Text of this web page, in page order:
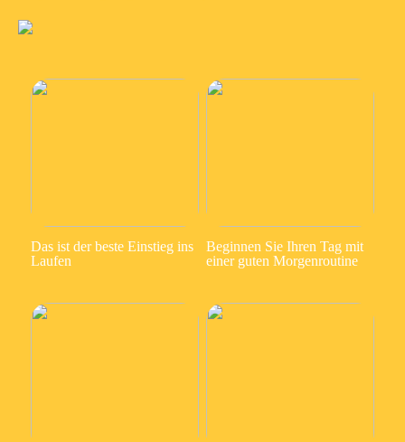
Das ist der beste Einstieg ins
Laufen
Beginnen Sie Ihren Tag mit
einer guten Morgenroutine